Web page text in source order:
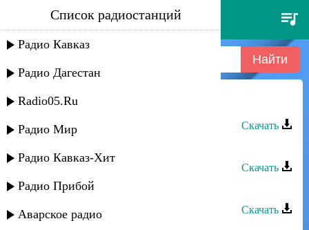
мурад валиев - песня о матери
Список радиостанций
Радио Кавказ
Радио Дагестан
Radio05.Ru
Радио Мир
Радио Кавказ-Хит
Радио Прибой
Аварское радио
Мурад Валиев - Песня о матери
Скачать
Скачать
Мурад Валиев - В моем сердце ты
Скачать